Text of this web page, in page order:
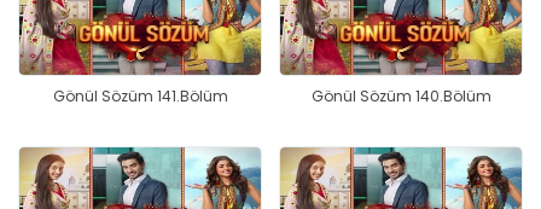
Gönül Sözüm 141.Bölüm Gönül Sözüm 140.Bölüm